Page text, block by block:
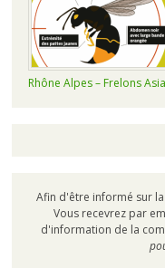
Rhône Alpes – Frelons
Afin d'être informé sur
Vous recevrez par
d'information de la